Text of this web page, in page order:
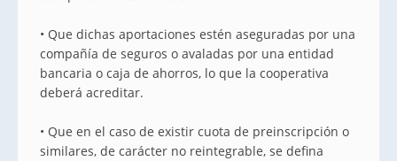
• Que dichas aportaciones estén aseguradas por una
compañía de seguros o avaladas por una entidad
bancaria o caja de ahorros, lo que la cooperativa
deberá acreditar.
• Que en el caso de existir cuota de preinscripción o
similares, de carácter no reintegrable, se defina